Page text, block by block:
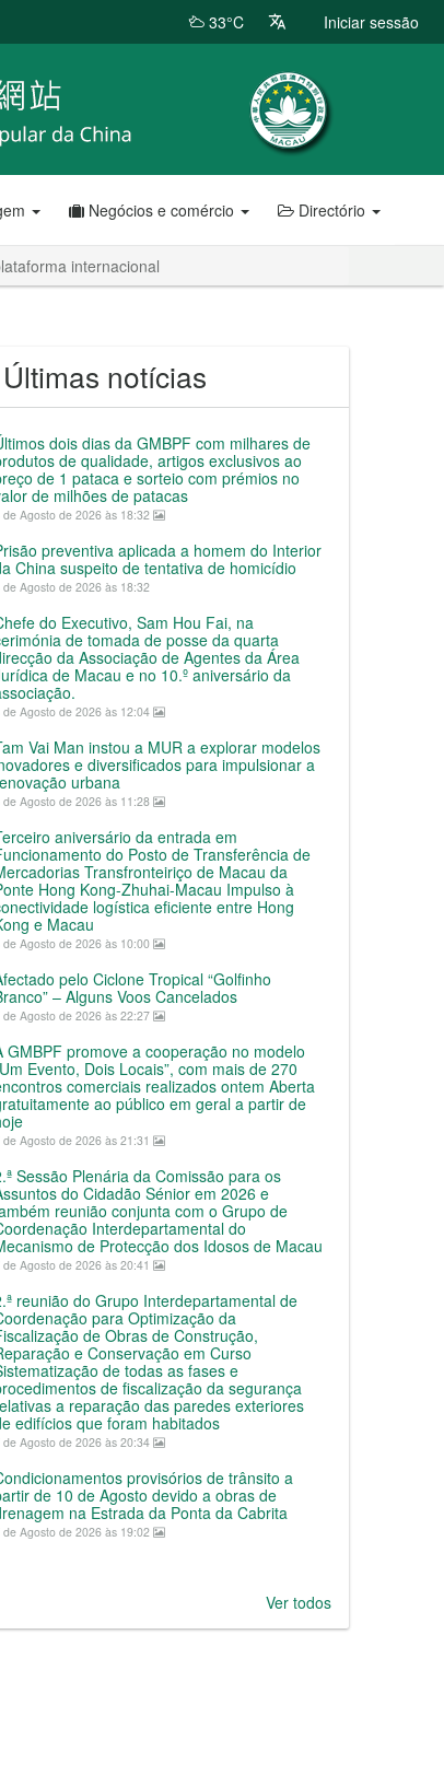
33°C Iniciar sessão
Negócios e comércio Directório
internacional
Últimas notícias
dois dias da GMBPF com milhares de
de qualidade, artigos exclusivos ao
de 1 pataca e sorteio com prémios no
de milhões de patacas
de Agosto de 2026 às 18:32
preventiva aplicada a homem do Interior
China suspeito de tentativa de homicídio
de Agosto de 2026 às 18:32
do Executivo, Sam Hou Fai, na
de tomada de posse da quarta
da Associação de Agentes da Área
de Macau e no 10.º aniversário da
de Agosto de 2026 às 12:04
Vai Man instou a MUR a explorar modelos
e diversificados para impulsionar a
urbana
de Agosto de 2026 às 11:28
aniversário da entrada em
do Posto de Transferência de
Transfronteiriço de Macau da
Hong Kong-Zhuhai-Macau Impulso à
logística eficiente entre Hong
e Macau
de Agosto de 2026 às 10:00
pelo Ciclone Tropical “Golfinho
– Alguns Voos Cancelados
de Agosto de 2026 às 22:27
GMBPF promove a cooperação no modelo
Evento, Dois Locais”, com mais de 270
comerciais realizados ontem Aberta
ao público em geral a partir de
de Agosto de 2026 às 21:31
Sessão Plenária da Comissão para os
do Cidadão Sénior em 2026 e
reunião conjunta com o Grupo de
Interdepartamental do
de Protecção dos Idosos de Macau
de Agosto de 2026 às 20:41
reunião do Grupo Interdepartamental de
para Optimização da
de Obras de Construção,
e Conservação em Curso
de todas as fases e
de fiscalização da segurança
a reparação das paredes exteriores
edifícios que foram habitados
de Agosto de 2026 às 20:34
provisórios de trânsito a
de 10 de Agosto devido a obras de
na Estrada da Ponta da Cabrita
de Agosto de 2026 às 19:02
Ver todos